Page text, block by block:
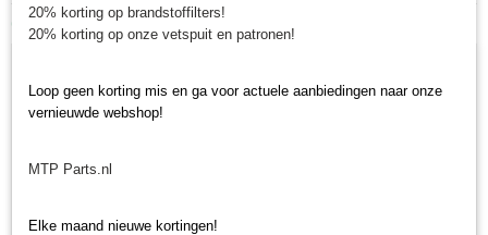
Ook interessant
20% korting op brandstoffilters!
20% korting op onze vetspuit en patronen!
Loop geen korting mis en ga voor actuele aanbiedingen naar onze
vernieuwde webshop!
MTP Parts.nl
Elke maand nieuwe kortingen!